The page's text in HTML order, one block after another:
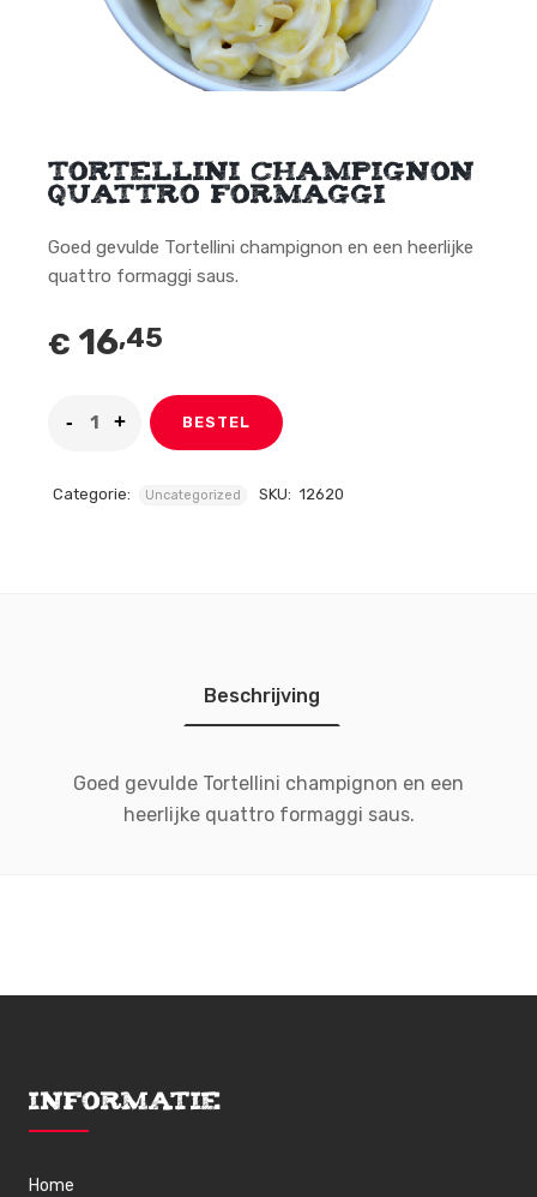
Tortellini champignon
quattro formaggi
Goed gevulde Tortellini champignon en een heerlijke
quattro formaggi saus.
€ 16,45
BESTEL
Categorie: Uncategorized SKU: 12620
Beschrijving
Goed gevulde Tortellini champignon en een
heerlijke quattro formaggi saus.
Informatie
Home